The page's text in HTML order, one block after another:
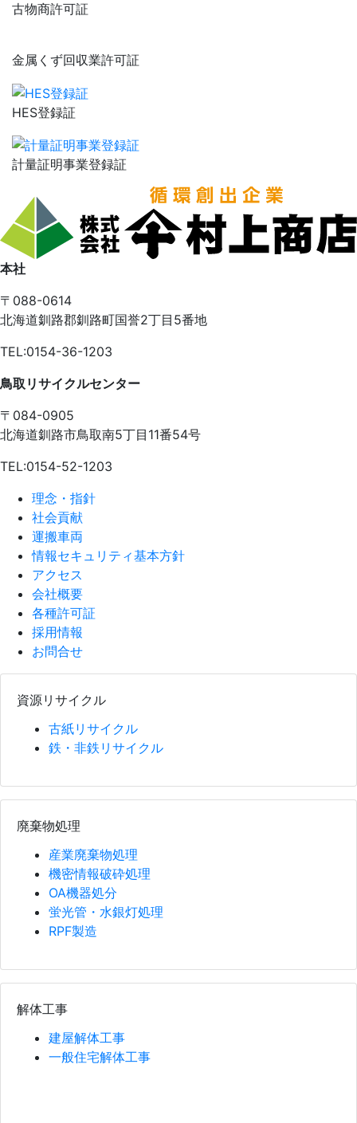
古物商許可証
金属くず回収業許可証
HES登録証
計量証明事業登録証
本社
〒088-0614
北海道釧路郡釧路町国誉2丁目5番地
TEL:0154-36-1203
鳥取リサイクルセンター
〒084-0905
北海道釧路市鳥取南5丁目11番54号
TEL:0154-52-1203
理念・指針
社会貢献
運搬車両
情報セキュリティ基本方針
アクセス
会社概要
各種許可証
採用情報
お問合せ
資源リサイクル
古紙リサイクル
鉄・非鉄リサイクル
廃棄物処理
産業廃棄物処理
機密情報破砕処理
OA機器処分
蛍光管・水銀灯処理
RPF製造
解体工事
建屋解体工事
一般住宅解体工事